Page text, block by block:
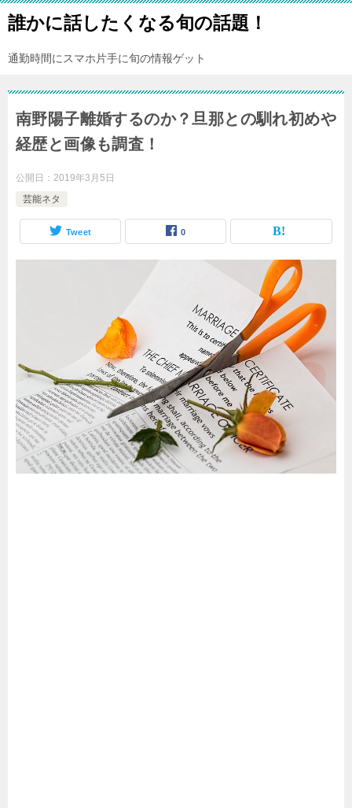
誰かに話したくなる旬の話題！
通勤時間にスマホ片手に旬の情報ゲット
南野陽子離婚するのか？旦那との馴れ初めや
経歴と画像も調査！
公開日： 2019年3月5日
芸能ネタ
Tweet 0